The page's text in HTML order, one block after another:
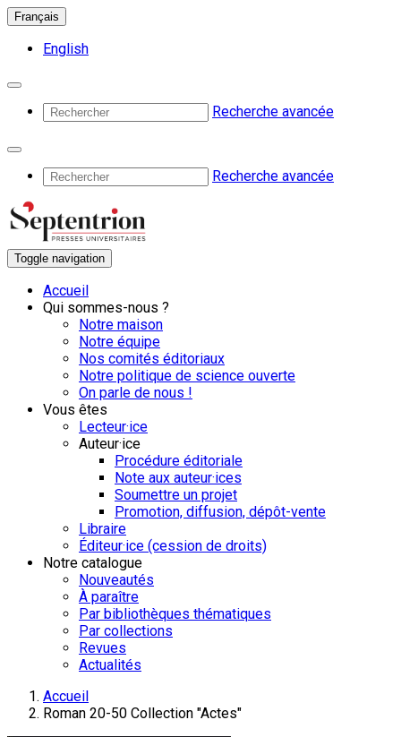
Français
English
Recherche avancée
Recherche avancée
Toggle navigation
Accueil
Qui sommes-nous ?
Notre maison
Notre équipe
Nos comités éditoriaux
Notre politique de science ouverte
On parle de nous !
Vous êtes
Lecteur·ice
Auteur·ice
Procédure éditoriale
Note aux auteur·ices
Soumettre un projet
Promotion, diffusion, dépôt-vente
Libraire
Éditeur·ice (cession de droits)
Notre catalogue
Nouveautés
À paraître
Par bibliothèques thématiques
Par collections
Revues
Actualités
Accueil
Roman 20-50 Collection "Actes"